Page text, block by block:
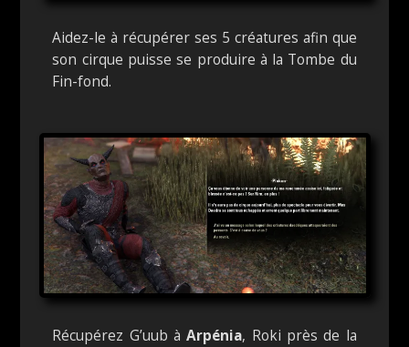
Aidez-le à récupérer ses 5 créatures afin que
son cirque puisse se produire à la Tombe du
Fin-fond.
Récupérez G’uub àArpénia, Roki près de la